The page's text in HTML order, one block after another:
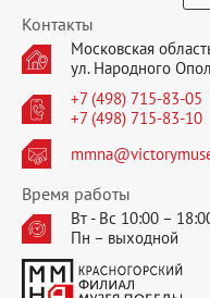
Контакты
Московская
ул. Народного
+7 (498) 715-83-05
+7 (498) 715-83-10
Время работы
Вт - Вс 10:00 –
Пн – выходной